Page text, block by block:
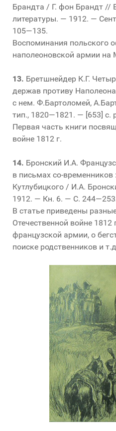
Брандта / Г. фон Брандт //
литературы. — 1912. —
105—135.
Воспоминания польского
наполеоновской армии на
13. Бретшнейдер К.Г.
держав противу
с нем. Ф.Бартоломей,
тип., 1820—1821. — [653] с.
Первая часть книги
войне 1812 г.
14. Бронский И.А.
в письмах со-временников
Кутлубицкого / И.А.
1912. — Кн. 6. — С.
В статье приведены
Отечественной войне 1812
французской армии, о
поиске родственников и